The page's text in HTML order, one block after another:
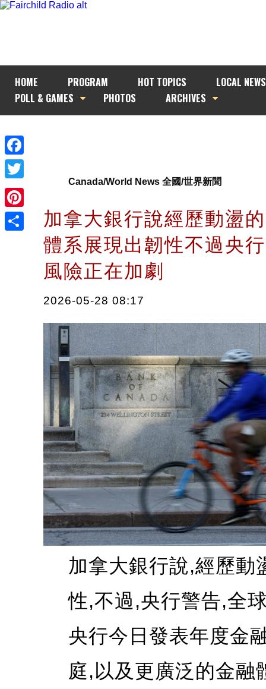
HOME PROGRAM HOT TOPICS
LOCAL NEWS
POLL & GAMES
PHOTOS ARCHIVES
Facebook
Twitter
Pinterest
Canada/World News 全國/世界新聞
加拿大銀行說經歷動盪
體系展現出韌性不過央
風險正在加劇
2026-05-28 08:17
加拿大銀行說,經歷動
性,不過,央行警告,全
央行今日發表年度金
庭,以及更廣泛的金融